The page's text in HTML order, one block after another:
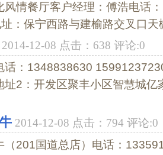
风情餐厅客户经理：傅浩电话
：保宁西路与建榆路交叉口天
2014-12-08 点击：638 评论:0
话：1348838630
址2：开发区聚丰小区智慧城亿
2014-12-08 点击：794 评论:0
（201国道总店）电话：